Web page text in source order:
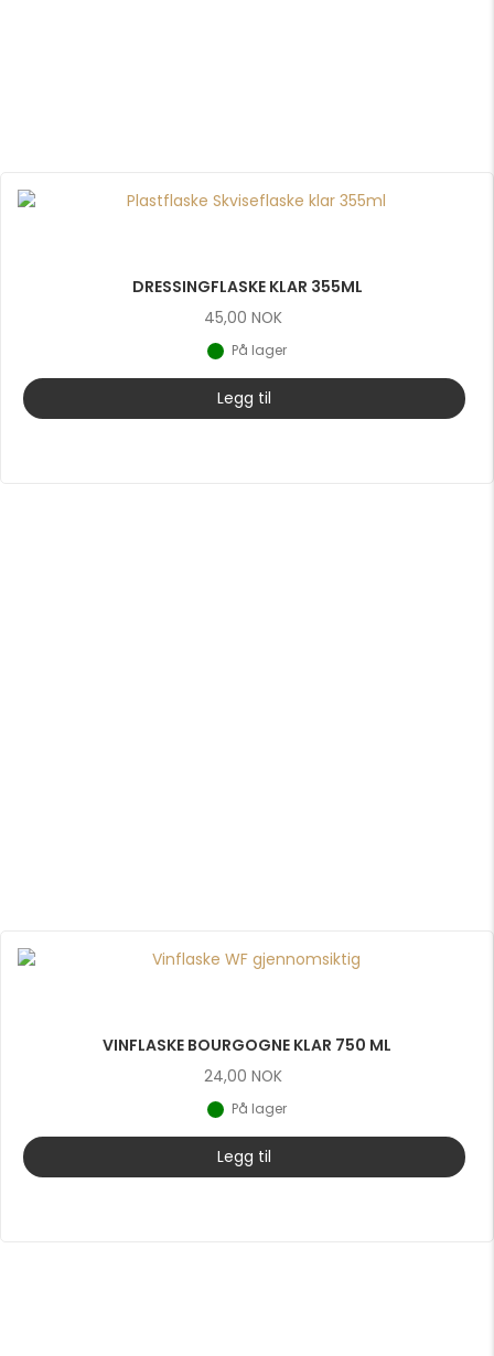
DRESSINGFLASKE KLAR 355ML
45,00 NOK
På lager
Legg til
VINFLASKE BOURGOGNE KLAR 750 ML
24,00 NOK
På lager
Legg til